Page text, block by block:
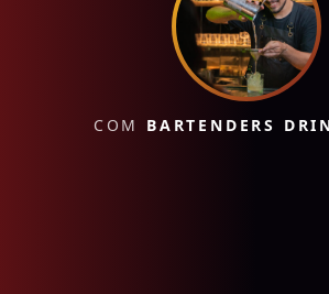
COM BARTENDERS